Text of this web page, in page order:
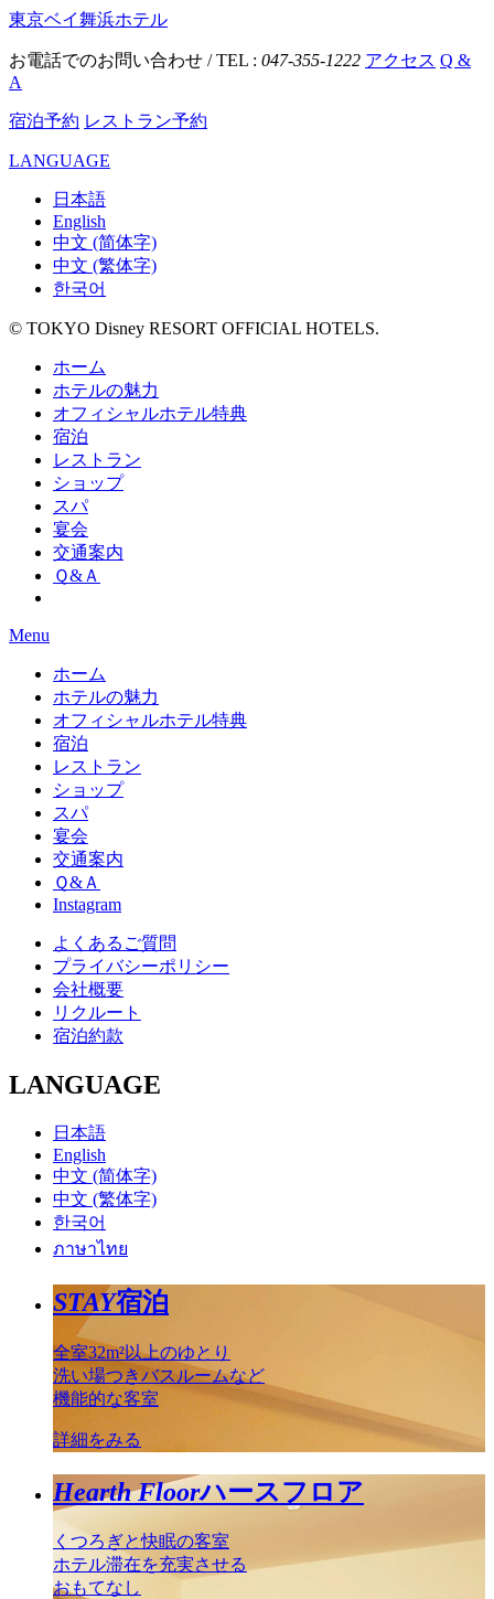
東京ベイ舞浜ホテル
お電話でのお問い合わせ / TEL : 047-355-1222 アクセス Q &
A
宿泊予約 レストラン予約
LANGUAGE
日本語
English
中文 (简体字)
中文 (繁体字)
한국어
© TOKYO Disney RESORT OFFICIAL HOTELS.
ホーム
ホテルの魅力
オフィシャルホテル特典
宿泊
レストラン
ショップ
スパ
宴会
交通案内
Ｑ&Ａ
Menu
ホーム
ホテルの魅力
オフィシャルホテル特典
宿泊
レストラン
ショップ
スパ
宴会
交通案内
Ｑ&Ａ
Instagram
よくあるご質問
プライバシーポリシー
会社概要
リクルート
宿泊約款
LANGUAGE
日本語
English
中文 (简体字)
中文 (繁体字)
한국어
ภาษาไทย
STAY宿泊
全室32m²以上のゆとり
洗い場つきバスルームなど
機能的な客室
詳細をみる
Hearth Floorハースフロア
くつろぎと快眠の客室
ホテル滞在を充実させる
おもてなし